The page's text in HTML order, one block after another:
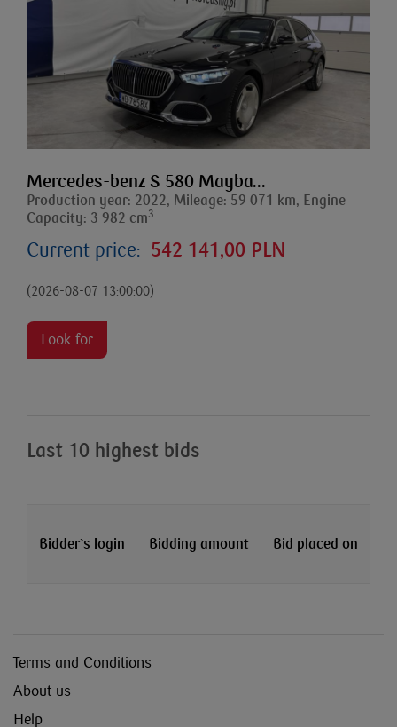
Mercedes-benz S 580 Mayba...
Production year: 2022, Mileage: 59 071 km, Engine
Capacity: 3 982 cm3
Current price: 542 141,00 PLN
(2026-08-07 13:00:00)
Look for
Last 10 highest bids
Bidder`s login Bidding amount Bid placed on
Terms and Conditions
About us
Help